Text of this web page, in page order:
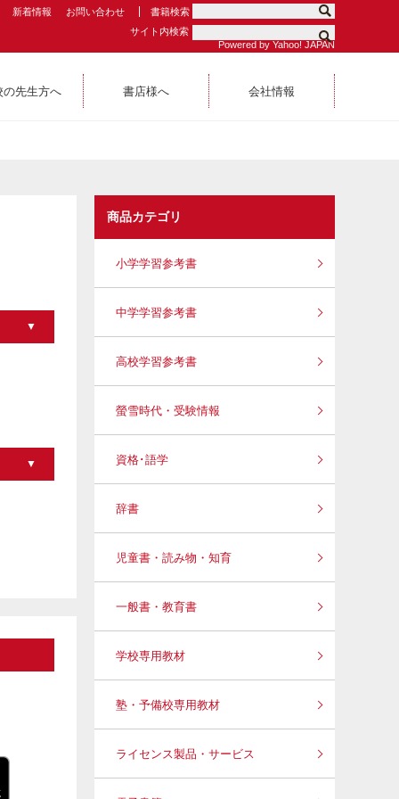
新着情報 お問い合わせ
書籍検索
サイト内検索
Powered by Yahoo! JAPAN
の先生方へ 書店様へ 会社情報
商品カテゴリ
小学学習参考書
中学学習参考書
高校学習参考書
螢雪時代・受験情報
資格･語学
辞書
児童書・読み物・知育
一般書・教育書
学校専用教材
塾・予備校専用教材
ライセンス製品・サービス